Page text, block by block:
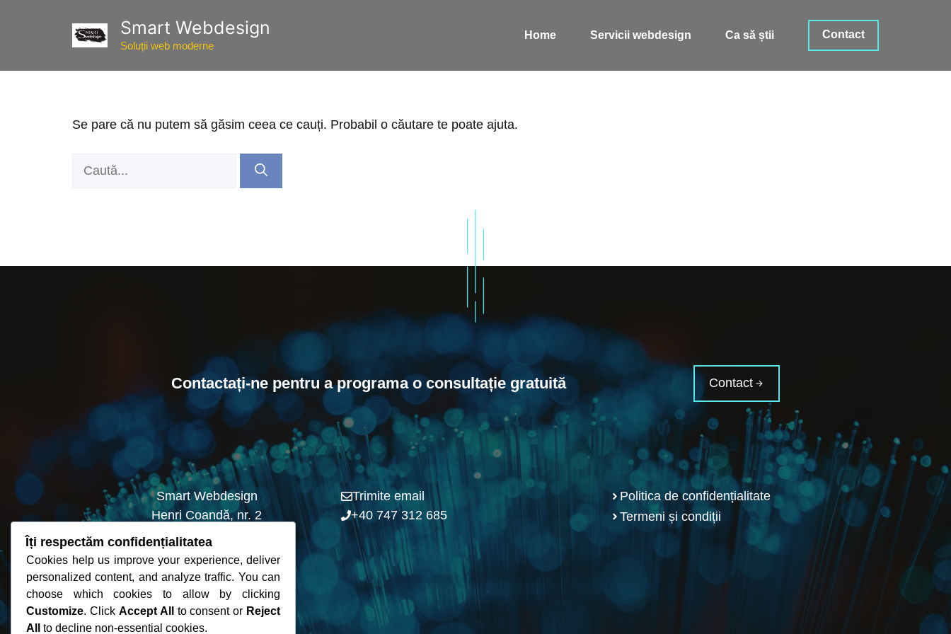
Smart Webdesign
Soluții web moderne
Home Servicii webdesign Ca să știi Contact
Se pare că nu putem să găsim ceea ce cauți. Probabil o căutare te poate ajuta.
Contactați-ne pentru a programa o consultație gratuită Contact
Smart Webdesign
Henri Coandă, nr. 2
Smârdan, Galați
Trimite email
+40 747 312 685
Politica de confidențialitate
Termeni și condiții
Îți respectăm confidențialitatea
Cookies help us improve your experience, deliver
personalized content, and analyze traffic. You can
choose which cookies to allow by clicking
Customize. Click Accept All to consent or Reject
All
to decline non-essential cookies.